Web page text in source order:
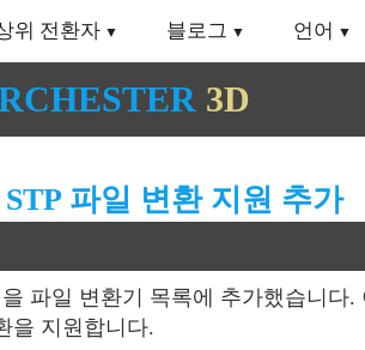
위 전환자 블로그 언어
3D
파일 변환 지원 추가
파일 변환기 목록에 추가했습니다
을 지원합니다.